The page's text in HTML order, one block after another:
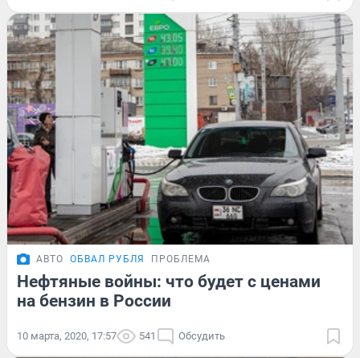
АВТО ОБВАЛ РУБЛЯ ПРОБЛЕМА
Нефтяные войны: что будет с ценами
на бензин в России
10 марта, 2020, 17:57 541 Обсудить